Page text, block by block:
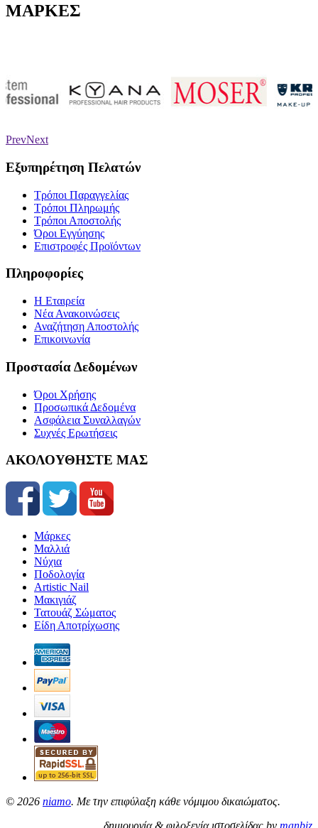
ΜΑΡΚΕΣ
PrevNext
Εξυπηρέτηση Πελατών
Τρόποι Παραγγελίας
Τρόποι Πληρωμής
Τρόποι Αποστολής
Όροι Εγγύησης
Επιστροφές Προϊόντων
Πληροφορίες
Η Εταιρεία
Νέα Ανακοινώσεις
Αναζήτηση Αποστολής
Επικοινωνία
Προστασία Δεδομένων
Όροι Χρήσης
Προσωπικά Δεδομένα
Ασφάλεια Συναλλαγών
Συχνές Ερωτήσεις
ΑΚΟΛΟΥΘΗΣΤΕ ΜΑΣ
Μάρκες
Μαλλιά
Νύχια
Ποδολογία
Artistic Nail
Μακιγιάζ
Τατουάζ Σώματος
Είδη Αποτρίχωσης
© 2026 niamo. Με την επιφύλαξη κάθε νόμιμου δικαιώματος.
δημιουργία & φιλοξενία ιστοσελίδας by manbiz